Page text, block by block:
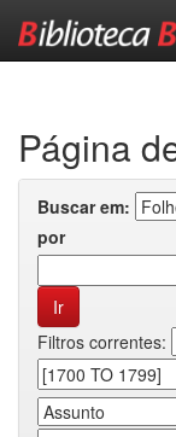
Página
Buscar em:
por
Filtros correntes: